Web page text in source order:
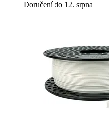
Doručení do 12. srpna